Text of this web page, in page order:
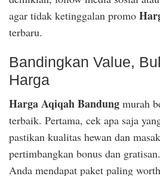
agar tidak ketinggalan promo
terbaru.
Bandingkan Value,
Harga
Harga Aqiqah Bandung murah
terbaik. Pertama, cek apa saja
pastikan kualitas hewan dan
pertimbangkan bonus dan
Anda mendapat paket paling